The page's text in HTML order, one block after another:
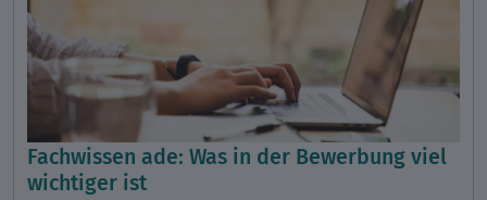
Fachwissen ade: Was in der Bewerbung viel
wichtiger ist